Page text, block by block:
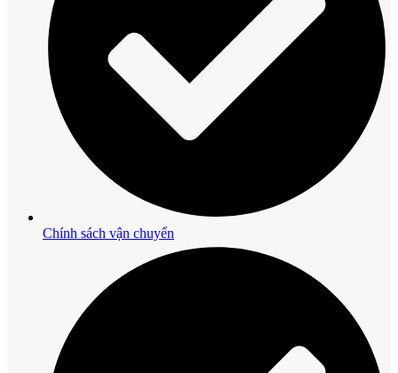
Chính sách vận chuyển